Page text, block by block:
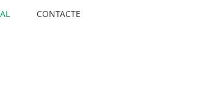
CONTACTE